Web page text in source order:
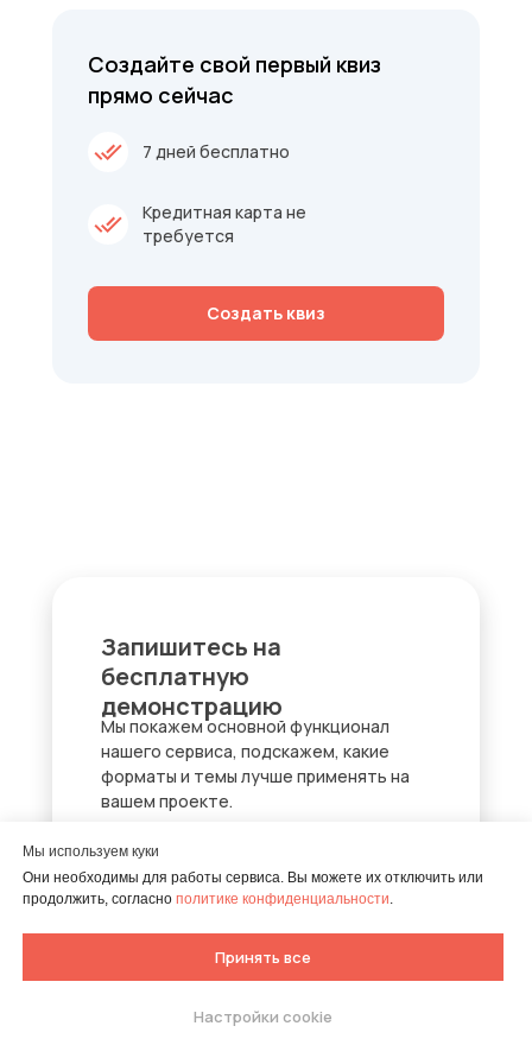
Мы используем куки
Они необходимы для работы сервиса. Вы можете их отключить или
продолжить, согласно политике конфиденциальности.
Принять все
Настройки cookie
Попробуйте собрать свой
Кредитная карта не
требуется
7 дней бесплатно
Создать квиз
Создайте свой первый квиз
прямо сейчас
Мы покажем основной функционал
нашего сервиса, подскажем, какие
форматы и темы лучше применять на
вашем проекте.
Запишитесь на
бесплатную
демонстрацию
Через Zoom или Meet
Длительность — 25 минут